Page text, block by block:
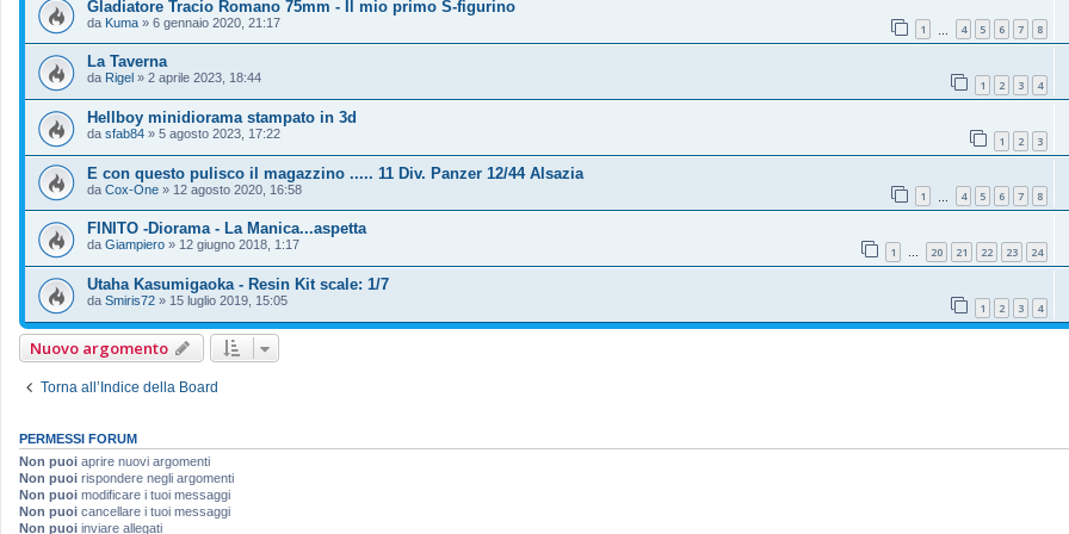
Gladiatore Tracio Romano 75mm - Il mio primo S-figurino
da Kuma » 6 gennaio 2020, 21:17 1 4 5 6 7 8
La Taverna
da Rigel » 2 aprile 2023, 18:44 1 2 3 4
Hellboy minidiorama stampato in 3d
da sfab84 » 5 agosto 2023, 17:22 1 2 3
E con questo pulisco il magazzino ..... 11 Div. Panzer 12/44 Alsazia
da Cox-One » 12 agosto 2020, 16:58 1 4 5 6 7 8
FINITO -Diorama - La Manica...aspetta
da Giampiero » 12 giugno 2018, 1:17 1 … 20 21 22 23 24
Utaha Kasumigaoka - Resin Kit scale: 1/7
da Smiris72 » 15 luglio 2019, 15:05 1 2 3 4
Nuovo argomento
Torna all’Indice della Board
PERMESSI FORUM
Non puoi aprire nuovi argomenti
Non puoi rispondere negli argomenti
Non puoi modificare i tuoi messaggi
Non puoi cancellare i tuoi messaggi
Non puoi inviare allegati